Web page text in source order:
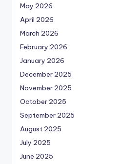
May 2026
April 2026
March 2026
February 2026
January 2026
December 2025
November 2025
October 2025
September 2025
August 2025
July 2025
June 2025